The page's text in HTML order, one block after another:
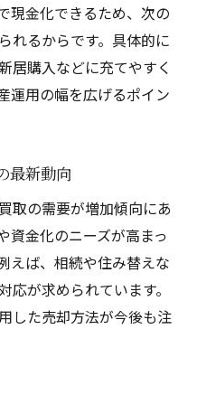
現金化できるため、次の
れるからです。具体的に
居購入などに充てやすく
運用の幅を広げるポイン
最新動向
取の需要が増加傾向にあ
資金化のニーズが高まっ
えば、相続や住み替えな
応が求められています。
した売却方法が今後も注